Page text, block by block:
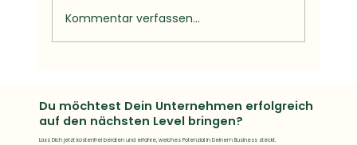
Unternehmen vermeiden sollten
Kommentar verfassen...
Du möchtest Dein Unternehmen erfolgreich
auf den nächsten Level bringen?
Lass Dich jetzt kostenfrei beraten und erfahre, welches Potenzial in Deinem Business steckt.